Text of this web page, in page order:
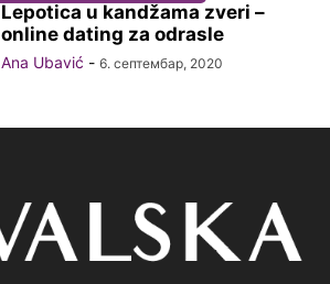
Lepotica u kandžama zveri –
online dating za odrasle
Ana Ubavić - 6. септембар, 2020